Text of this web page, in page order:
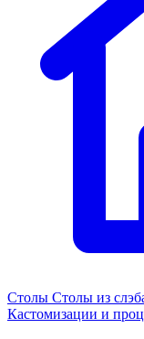
Столы Столы из
Кастомизации и